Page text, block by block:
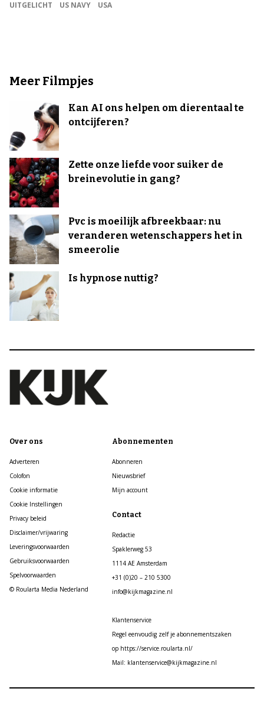
UITGELICHT
US NAVY USA
Meer Filmpjes
Kan AI ons helpen om dierentaal te
ontcijferen?
Zette onze liefde voor suiker de
breinevolutie in gang?
Pvc is moeilijk afbreekbaar: nu
veranderen wetenschappers het in
smeerolie
Is hypnose nuttig?
Over ons
Adverteren
Colofon
Cookie informatie
Cookie Instellingen
Privacy beleid
Disclaimer/vrijwaring
Leveringsvoorwaarden
Gebruiksvoorwaarden
Spelvoorwaarden
© Roularta Media Nederland
Abonnementen
Abonneren
Nieuwsbrief
Mijn account
Contact
Redactie
Spaklerweg 53
1114 AE Amsterdam
+31 (0)20 – 210 5300
info@kijkmagazine.nl
Klantenservice
Regel eenvoudig zelf je abonnementszaken
op https://service.roularta.nl/
Mail: klantenservice@kijkmagazine.nl